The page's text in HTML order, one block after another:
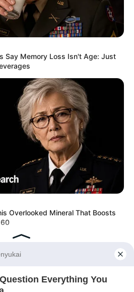
7 Potret
Berusia
Say Memory Loss Isn't Age: Just
Overlooked Mineral That Boosts
Tattoos On Her Face. Look At Her